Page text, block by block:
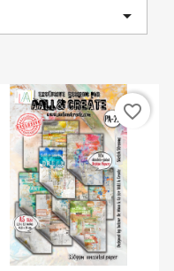

favorite_border